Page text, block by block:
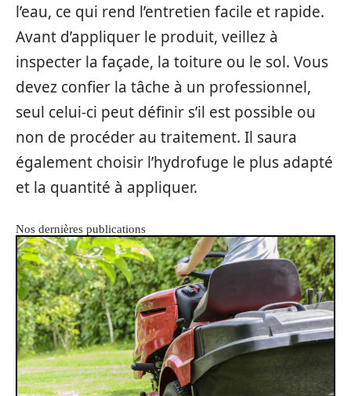
l’eau, ce qui rend l’entretien facile et rapide.
Avant d’appliquer le produit, veillez à
inspecter la façade, la toiture ou le sol. Vous
devez confier la tâche à un professionnel,
seul celui-ci peut définir s’il est possible ou
non de procéder au traitement. Il saura
également choisir l’hydrofuge le plus adapté
et la quantité à appliquer.
Nos dernières publications